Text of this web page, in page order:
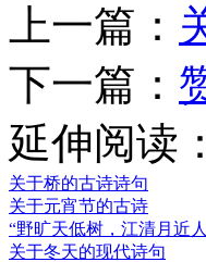
上一篇：
下一篇：
延伸阅读：
关于桥的古诗诗句
关于元宵节的古诗
“野旷天低树，江清月近
关于冬天的现代诗句